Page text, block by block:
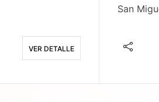
VER DETALLE
San